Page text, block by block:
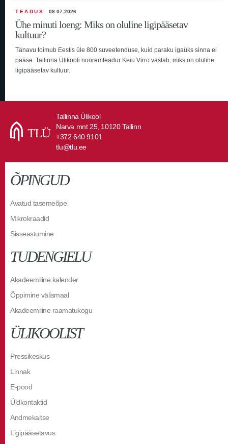
TEADUS 08.07.2026
Ühe minuti loeng: Miks on oluline ligipääsetav
kultuur?
Tänavu toimub Eestis üle 800 suveetenduse, kuid paraku igaüks sinna ei
pääse. Tallinna Ülikooli nooremteadur Keiu Virro vastab, miks on oluline
ligipääsetav kultuur.
Tallinna Ülikool
Narva mnt 25, 10120 Tallinn
+372 640 9101
tlu@tlu.ee
ÕPINGUD
Avatud tasemeõpe
Mikrokraadid
Sisseastumine
TUDENGIELU
Akadeemiline kalender
Õppimine välismaal
Akadeemiline raamatukogu
ÜLIKOOLIST
Pressikeskus
Linnak
E-pood
Üldkontaktid
Andmekaitse
Ligipääsetavus